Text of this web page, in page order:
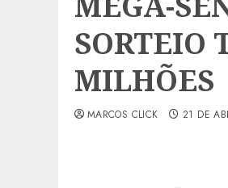
SORTEIO
MILHÕES
MARCOS CLICK 21 DE